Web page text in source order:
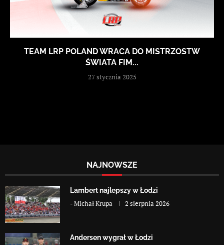
TEAM LRP POLAND WRACA DO MISTRZOSTW
ŚWIATA FIM...
27 stycznia 2025
NAJNOWSZE
Lambert najlepszy w Łodzi
-Michał Krupa 2 sierpnia 2026
Andersen wygrał w Łodzi